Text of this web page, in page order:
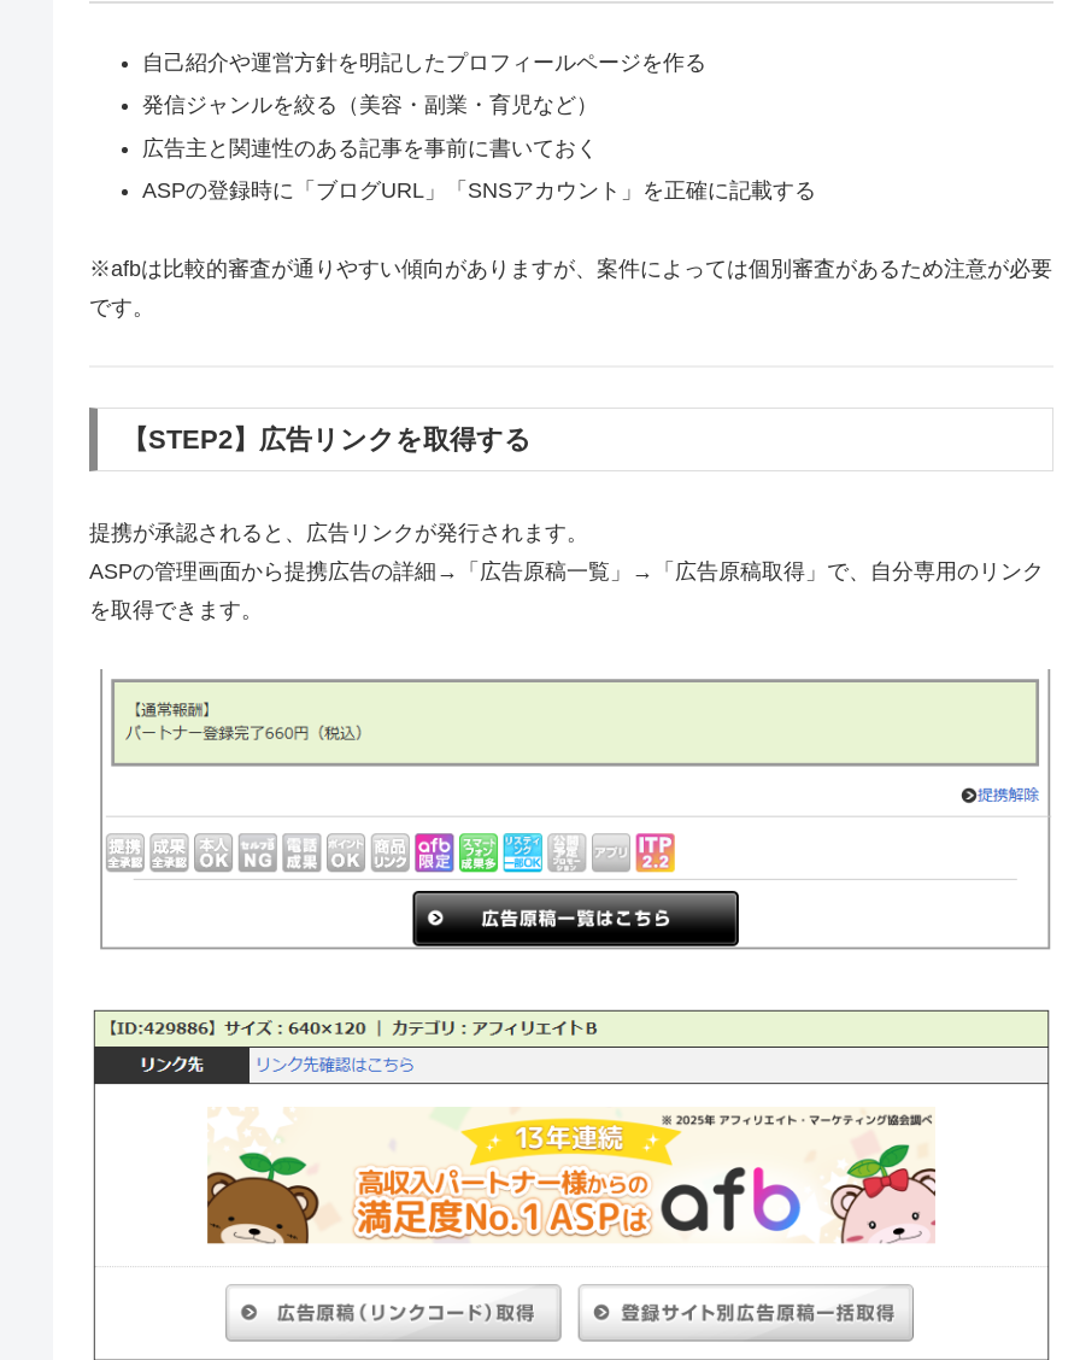
自己紹介や運営方針を明記したプロフィールページを作る
発信ジャンルを絞る（美容・副業・育児など）
広告主と関連性のある記事を事前に書いておく
ASPの登録時に「ブログURL」「SNSアカウント」を正確に記載する
※afbは比較的審査が通りやすい傾向がありますが、案件によっては個別審査があるため注意が必要
です。
【STEP2】広告リンクを取得する
提携が承認されると、広告リンクが発行されます。
ASPの管理画面から提携広告の詳細→「広告原稿一覧」→「広告原稿取得」で、自分専用のリンク
を取得できます。